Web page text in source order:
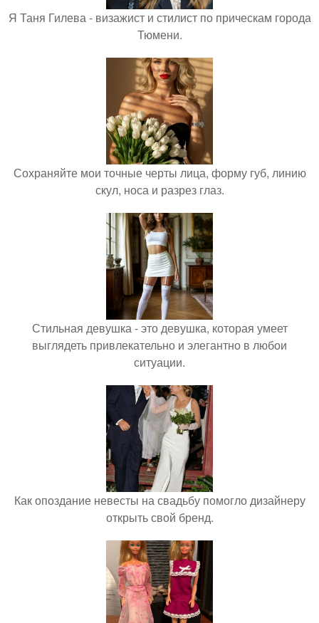
Я Таня Гилева - визажист и стилист по прическам города
Тюмени.
Сохраняйте мои точные черты лица, форму губ, линию
скул, носа и разрез глаз.
Стильная девушка - это девушка, которая умеет
выглядеть привлекательно и элегантно в любои
ситуации.
Как опоздание невесты на свадьбу помогло дизайнеру
открыть свой бренд.